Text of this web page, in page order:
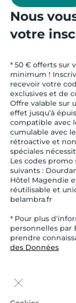
Nous
votre
* 50 € offerts sur
minimum !
recevoir votre
exclusives et de
Offre valable sur
effet jusqu’à
compatible avec
cumulable avec
rétroactive et
spéciales
Les codes promo
suivants :
Hôtel Magendie
réutilisable et
belambra.fr
* Pour plus
personnelles par
prendre
des Données